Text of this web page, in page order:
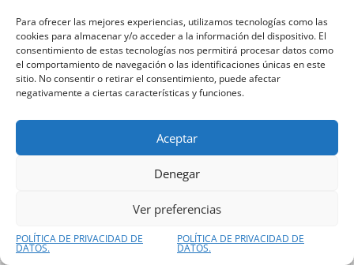
Para ofrecer las mejores experiencias, utilizamos tecnologías como las
cookies para almacenar y/o acceder a la información del dispositivo. El
consentimiento de estas tecnologías nos permitirá procesar datos como
el comportamiento de navegación o las identificaciones únicas en este
sitio. No consentir o retirar el consentimiento, puede afectar
negativamente a ciertas características y funciones.
Aceptar
Denegar
Ver preferencias
POLÍTICA DE PRIVACIDAD DE
DATOS.
POLÍTICA DE PRIVACIDAD DE
DATOS.